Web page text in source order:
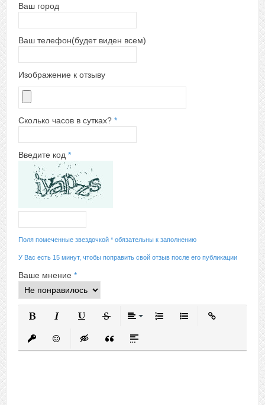
Ваш город
Ваш телефон(будет виден всем)
Изображение к отзыву
Сколько часов в сутках? *
Введите код *
Поля помеченные звездочкой * обязательны к заполнению
У Вас есть 15 минут, чтобы поправить свой отзыв после его публикации
Ваше мнение *
Маркированный
Вставить
Вставить защищенную ссылку
Вставить смайлик
Вставка скрытого текста
Вставка цитаты
Вставка спойлера